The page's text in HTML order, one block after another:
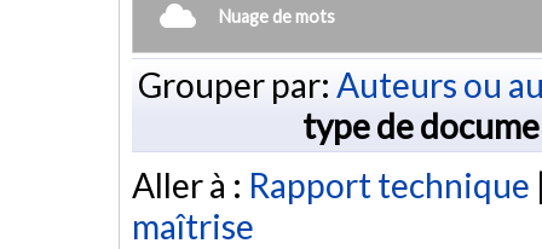
Nuage de mots
Grouper par: Auteurs ou
type de
Aller à : Rapport technique
maîtrise